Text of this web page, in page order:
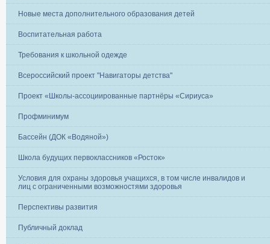
Новые места дополнительного образования детей
Воспитательная работа
Требования к школьной одежде
Всероссийский проект "Навигаторы детства"
Проект «Школы-ассоциированные партнёры «Сириуса»
Профминимум
Бассейн (ДОК «Водяной»)
Школа будущих первоклассников «Росток»
Условия для охраны здоровья учащихся, в том числе инвалидов и
лиц с ограниченными возможностями здоровья
Перспективы развития
Публичный доклад